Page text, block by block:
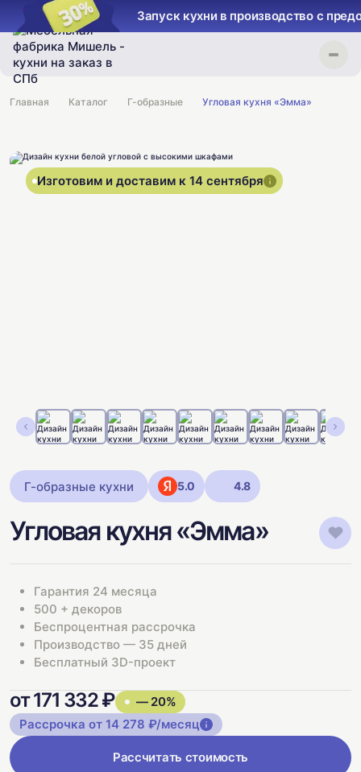
Запуск кухни в производство с
Главная Каталог Г-образные Угловая кухня «Эмма»
Изготовим и доставим к 14 сентября
Г-образные кухни 5.0 4.8
Угловая кухня «Эмма»
Гарантия 24 месяца
500 + декоров
Беспроцентная рассрочка
Производство — 35 дней
Бесплатный 3D-проект
от 171 332 ₽
— 20%
Рассрочка от 14 278 ₽/месяц
Рассчитать стоимость